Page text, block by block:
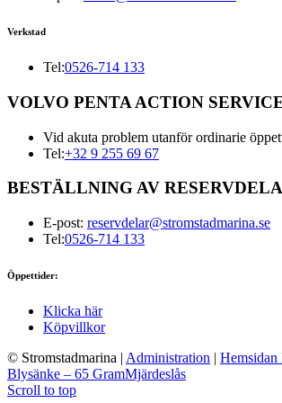
Verkstad
Tel:0526-714 133
VOLVO PENTA ACTION
Vid akuta problem utanför ordinarie
Tel:+32 9 255 69 67
BESTÄLLNING AV
E-post: reservdelar@stromstadmarina.se
Tel:0526-714 133
Öppettider:
Klicka här
Köpvillkor
© Stromstadmarina | Administration | Hemsidan
Blysänke – 65 GramMjärdeslås
Scroll to top